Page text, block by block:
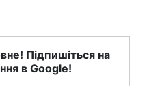
Підпишіться на
в Google!